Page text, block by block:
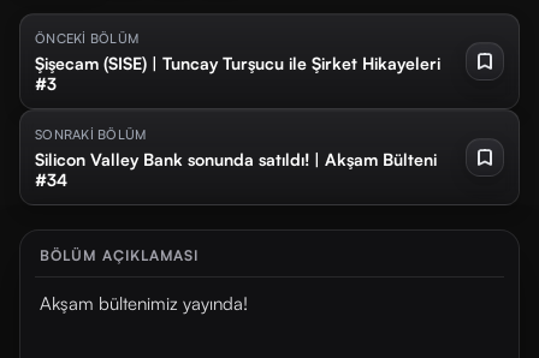
ÖNCEKİ BÖLÜM
Şişecam (SISE) | Tuncay Turşucu ile Şirket Hikayeleri
#3
SONRAKİ BÖLÜM
Silicon Valley Bank sonunda satıldı! | Akşam Bülteni
#34
BÖLÜM AÇIKLAMASI
Akşam bültenimiz yayında!